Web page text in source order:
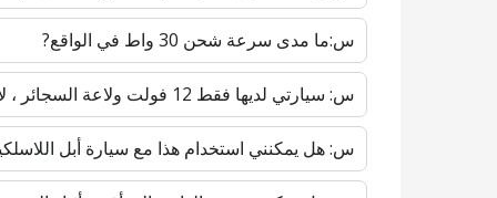
س:ما مدى سرعة شحن 30 واط في الواقع?
س: سيارتي لديها فقط 12 فولت ولاعة السجائر ، لا أوسب. وهذا العمل?
س: هل يمكنني استخدام هذا مع سيارة أبل